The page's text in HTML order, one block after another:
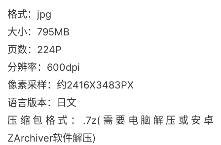
格式：jpg
大小：795MB
页数：224P
分辨率：600dpi
像素采样：约2416X3483PX
语言版本：日文
压缩包格式：.7z(需要电脑解压或安卓
ZArchiver软件解压)